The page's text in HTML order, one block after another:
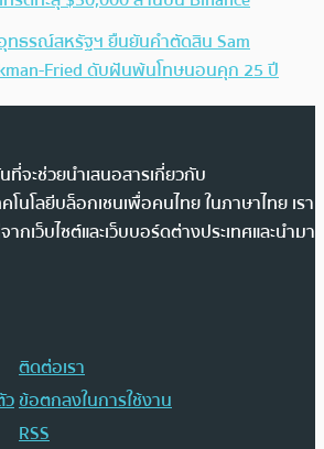
ทธรณ์สหรัฐฯ ยืนยันคำตัดสิน Sam
Fried ดับฝันพ้นโทษนอนคุก 25 ปี
จะช่วยนำเสนอสารเกี่ยวกับ
โนโลยีบล็อกเชนเพื่อคนไทย ในภาษาไทย เรา
เว็บไซต์และเว็บบอร์ดต่างประเทศและนำมา
ติดต่อเรา
ข้อตกลงในการใช้งาน
RSS